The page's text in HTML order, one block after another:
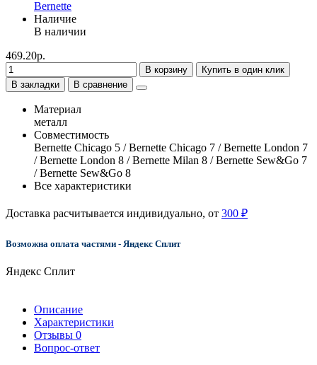
Bernette
Наличие
В наличии
469.20р.
В корзину
Купить в один клик
В закладки
В сравнение
Материал
металл
Совместимость
Bernette Chicago 5 / Bernette Chicago 7 / Bernette London 7
/ Bernette London 8 / Bernette Milan 8 / Bernette Sew&Go 7
/ Bernette Sew&Go 8
Все характеристики
Доставка расчитывается индивидуально, от 300 ₽
Возможна оплата частями - Яндекс Сплит
Яндекс Сплит
Описание
Характеристики
Отзывы 0
Вопрос-ответ